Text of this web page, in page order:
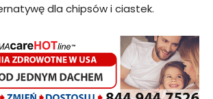
dla chipsów i ciastek.